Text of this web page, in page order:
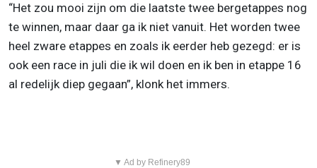
“Het zou mooi zijn om die laatste twee bergetappes nog
te winnen, maar daar ga ik niet vanuit. Het worden twee
heel zware etappes en zoals ik eerder heb gezegd: er is
ook een race in juli die ik wil doen en ik ben in etappe 16
al redelijk diep gegaan”, klonk het immers.
▼ Ad by Refinery89